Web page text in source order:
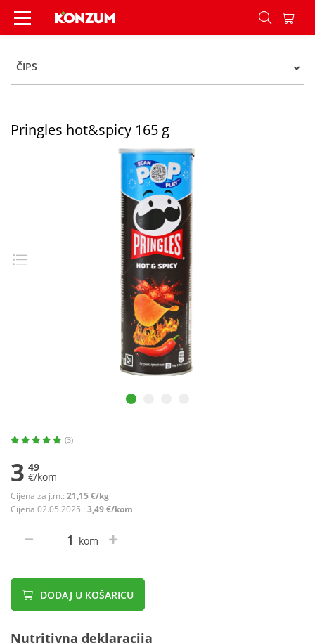
Pringles hot&spicy 165 g - Konzum
ČIPS
Pringles hot&spicy 165 g
(3)
3 49
€/kom
Cijena za j.m.: 21,15 €/kg
Cijena 02.05.2025.: 3,49 €/kom
kom
DODAJ U KOŠARICU
Nutritivna deklaracija